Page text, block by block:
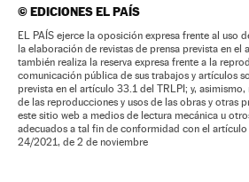
©EDICIONES EL PAÍS
EL PAÍS ejerce la oposición expresa frente al uso
la elaboración de revistas de prensa prevista en el
también realiza la reserva expresa frente a la
comunicación pública de sus trabajos y artículos
prevista en el artículo 33.1 del TRLPI; y, asimismo,
de las reproducciones y usos de las obras y otras
este sitio web a medios de lectura mecánica u
adecuados a tal fin de conformidad con el
24/2021, de 2 de noviembre